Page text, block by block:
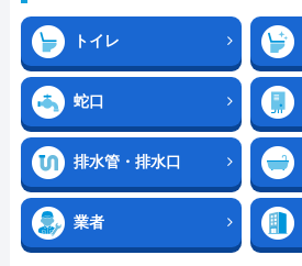
トイレ
蛇口
排水管・排水口
業者